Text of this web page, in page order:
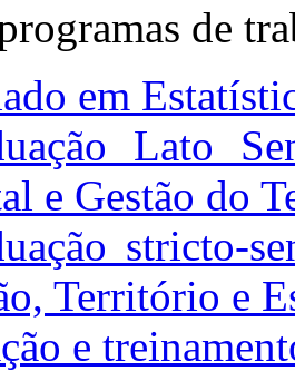
de
em
Lato
e Gestão do
stricto-
Território e
e